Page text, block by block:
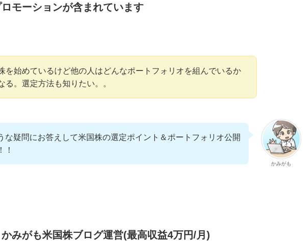
モーションが含まれています
を始めているけど他の人はどんなポートフォリオを組んでいるか
る。選定方法も知りたい。。
かみがも
な疑問にお答えして米国株の選定ポイント＆ポートフォリオ公開
！
かみがも米国株ブログ運営(最高収益4万円/月)